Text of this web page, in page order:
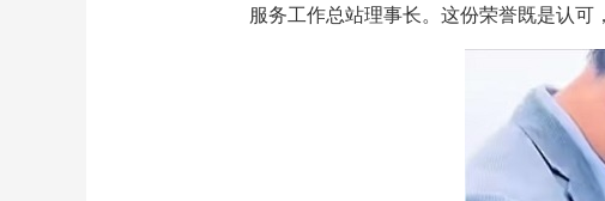
服务工作总站理事长。这份荣誉既是认可